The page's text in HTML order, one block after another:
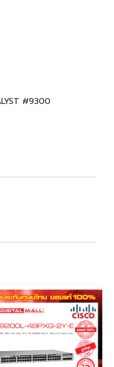
#9300